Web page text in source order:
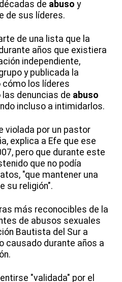
de abuso y
de sus líderes.
de una lista que la
años que existiera
independiente,
y publicada la
cómo los líderes
denuncias de abuso
incluso a intimidarlos.
violada por un pastor
explica a Efe que ese
pero que durante este
que no podía
"que mantener una
su religión".
más reconocibles de la
de abusos sexuales
Bautista del Sur a
causado durante años a
"validada" por el